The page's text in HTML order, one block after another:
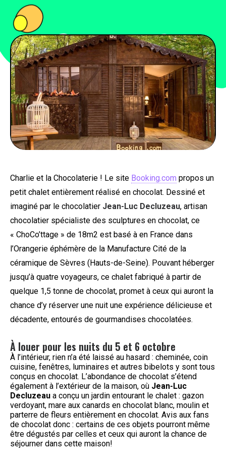
FOOD
BONS PLANS
SOUTENEZ KULTT
Charlie et la Chocolaterie ! Le site Booking.com propos un
petit chalet entièrement réalisé en chocolat. Dessiné et
imaginé par le chocolatier Jean-Luc Decluzeau, artisan
chocolatier spécialiste des sculptures en chocolat, ce
« ChoCo’ttage » de 18m2 est basé à en France dans
l’Orangerie éphémère de la Manufacture Cité de la
céramique de Sèvres (Hauts-de-Seine). Pouvant héberger
jusqu’à quatre voyageurs, ce chalet fabriqué à partir de
quelque 1,5 tonne de chocolat, promet à ceux qui auront la
chance d’y réserver une nuit une expérience délicieuse et
décadente, entourés de gourmandises chocolatées.
À louer pour les nuits du 5 et 6 octobre
À l’intérieur, rien n’a été laissé au hasard : cheminée, coin
cuisine, fenêtres, luminaires et autres bibelots y sont tous
conçus en chocolat. L’abondance de chocolat s’étend
également à l’extérieur de la maison, où Jean-Luc
Decluzeau a conçu un jardin entourant le chalet : gazon
verdoyant, mare aux canards en chocolat blanc, moulin et
parterre de fleurs entièrement en chocolat. Avis aux fans
de chocolat donc : certains de ces objets pourront même
être dégustés par celles et ceux qui auront la chance de
séjourner dans cette maison!